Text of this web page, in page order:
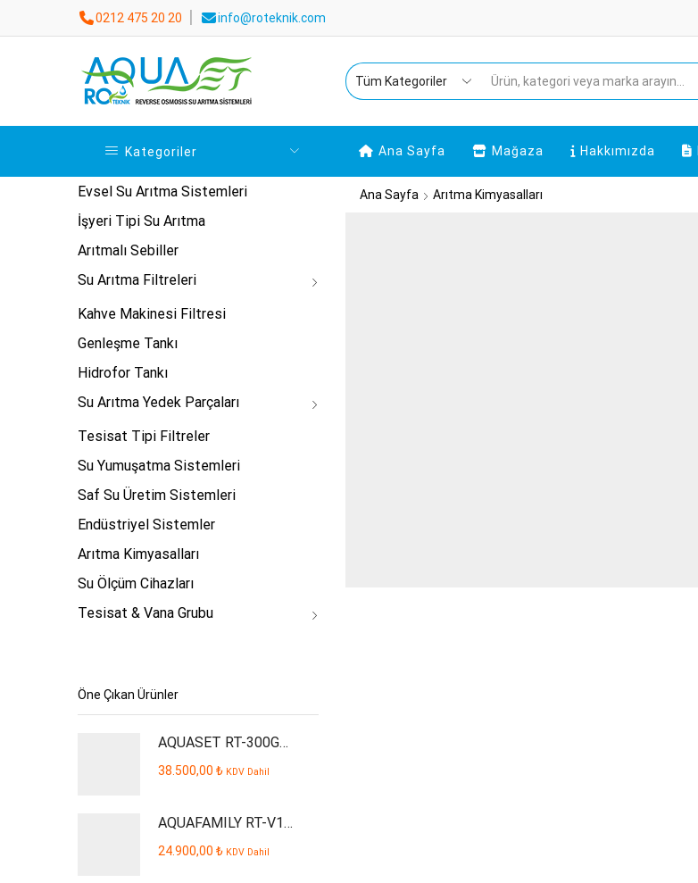
0212 475 20 20 info@roteknik.com
Search
Kategoriler Ana Sayfa Mağaza Hakkımızda
Ana Sayfa Arıtma Kimyasalları
Evsel Su Arıtma Sistemleri
İşyeri Tipi Su Arıtma
Arıtmalı Sebiller
Su Arıtma Filtreleri
Kahve Makinesi Filtresi
Genleşme Tankı
Hidrofor Tankı
Su Arıtma Yedek Parçaları
Tesisat Tipi Filtreler
Su Yumuşatma Sistemleri
Saf Su Üretim Sistemleri
Endüstriyel Sistemler
Arıtma Kimyasalları
Su Ölçüm Cihazları
Tesisat & Vana Grubu
Öne Çıkan Ürünler
AQUASET RT-300GPD Plus İşyeri Tipi Su Arıtma Cihazı
38.500,00 ₺ KDV Dahil
AQUAFAMILY RT-V109-P Smart Dijital Kabinli Pompalı Su Arıtma Cihazı
24.900,00 ₺ KDV Dahil